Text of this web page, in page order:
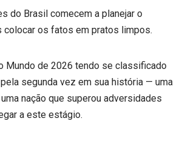
do Brasil comecem a planejar o
os fatos em pratos limpos.
Mundo de 2026 tendo se classificado
segunda vez em sua história — uma
nação que superou adversidades
a este estágio.